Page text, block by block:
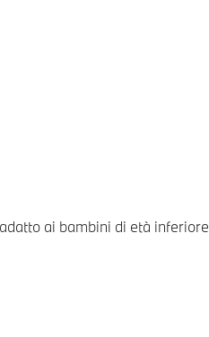
ai bambini di età inferiore